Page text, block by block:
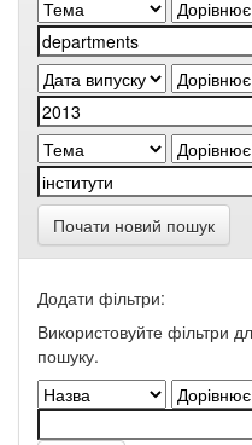
Почати новий пошук
Додати фільтри:
Використовуйте фільтри
пошуку.